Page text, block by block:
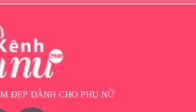
ĐẸP DÀNH CHO PHỤ NỮ